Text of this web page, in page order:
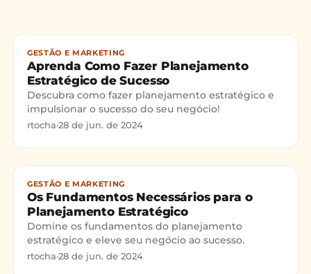
GESTÃO E MARKETING
Aprenda Como Fazer Planejamento
Estratégico de Sucesso
Descubra como fazer planejamento estratégico e
impulsionar o sucesso do seu negócio!
rtocha·28 de jun. de 2024
GESTÃO E MARKETING
Os Fundamentos Necessários para o
Planejamento Estratégico
Domine os fundamentos do planejamento
estratégico e eleve seu negócio ao sucesso.
rtocha·28 de jun. de 2024